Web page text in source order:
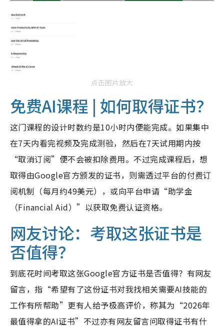
点击图片放大
免费AI课程 | 如何取得证书？
这门课程的设计时数约是10小时内便能完成。如果集中
在7天内看完视频及完成测验，然后在7天试用期内按
“取消订阅”便不会被扣除费用。不过完成课程后，想
取得由Google官方颁发的证书，则需透过平台的付费订
阅机制（每月约49美元），或向平台申请“助学金
（Financial Aid）”以获取免费认证资格。
网友讨论：考取这张证书是
否值得？
到底花时间考取这张Google官方证书是否值得？有网友
留言，指“希望有了这份证书对我找相关需要AI技能的
工作有所帮助”更有人给予极高评价，称其为“2026年
最值得拿的AI证书”不过亦有网友留言问取得证书有什